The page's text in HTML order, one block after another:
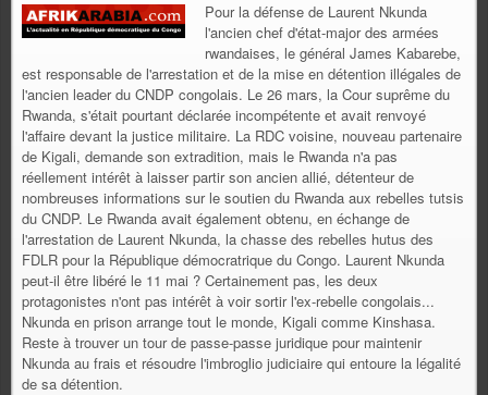
Pour la défense de Laurent Nkunda
l'ancien chef d'état-major des armées
rwandaises, le général James Kabarebe,
est responsable de l'arrestation et de la mise en détention illégales de
l'ancien leader du CNDP congolais. Le 26 mars, la Cour suprême du
Rwanda, s'était pourtant déclarée incompétente et avait renvoyé
l'affaire devant la justice militaire. La RDC voisine, nouveau partenaire
de Kigali, demande son extradition, mais le Rwanda n'a pas
réellement intérêt à laisser partir son ancien allié, détenteur de
nombreuses informations sur le soutien du Rwanda aux rebelles tutsis
du CNDP. Le Rwanda avait également obtenu, en échange de
l'arrestation de Laurent Nkunda, la chasse des rebelles hutus des
FDLR pour la République démocratrique du Congo. Laurent Nkunda
peut-il être libéré le 11 mai ? Certainement pas, les deux
protagonistes n'ont pas intérêt à voir sortir l'ex-rebelle congolais...
Nkunda en prison arrange tout le monde, Kigali comme Kinshasa.
Reste à trouver un tour de passe-passe juridique pour maintenir
Nkunda au frais et résoudre l'imbroglio judiciaire qui entoure la légalité
de sa détention.